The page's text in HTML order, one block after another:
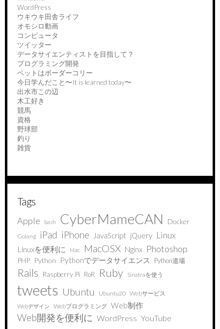
WordPress
ウキウキ田舎ライフ
オモシロ動画
コンピュータ
ツイッター
データサイエンティストを目指して？
プログラミング開発
ペットはボーダーコリー
今日学んだこと〜It is learned today〜
出水市この辺
木工好き
競馬
資格
野球部
釣り
雑貨
Tags
Apple bash CyberMameCAN Docker
Golang iPad iPhone JavaScript jQuery Linux
Linuxを便利に Mac MacOSX Nginx Photoshop
PHP Python Pythonでデータサイエンス Python道場
Rails Raspberry Pi RoR Ruby Sinatraを使う
tweets Ubuntu Ubuntu20 Webサービス
Webデザイン Webプログラミング Web制作
Web開発を便利に WordPress YouTube